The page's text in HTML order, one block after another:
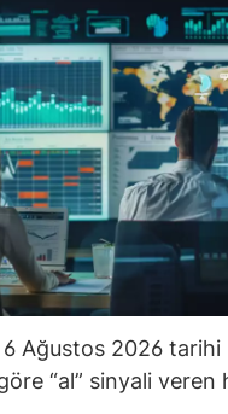
Ağustos 2026
“al” sinyali veren